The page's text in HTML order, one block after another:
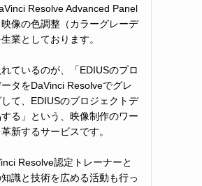
Resolve Advanced Panel
像の色調整（カラーグレーデ
業としております。
ているのが、「EDIUSのプロ
タをDaVinci Resolveでグレ
て、EDIUSのプロジェクトデ
る」という、映像制作のワー
新するサービスです。
Resolve認定トレーナーと
識と技術を広める活動も行っ